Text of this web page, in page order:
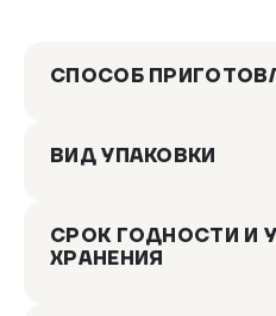
СПОСОБ
ВИД УПАКОВКИ
СРОК ГОДНОСТИ И
ХРАНЕНИЯ